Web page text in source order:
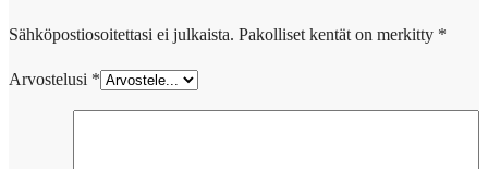
Sähköpostiosoitettasi ei julkaista. Pakolliset kentät on merkitty *
Arvostelusi *